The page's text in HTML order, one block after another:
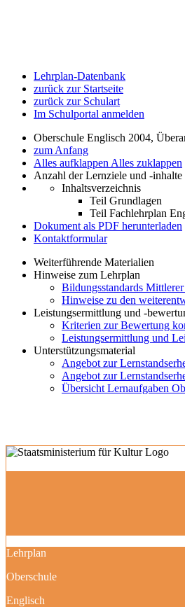
Lehrplan-Datenbank
zurück zur Startseite
zurück zur Schulart
Im Schulportal anmelden
Oberschule Englisch 2004,
zum Anfang
Alles aufklappen Alles zuklappen
Anzahl der Lernziele und -
Inhaltsverzeichnis
Teil Grundlagen
Teil Fachlehrplan
Dokument als PDF herunterladen
Kontaktformular
Weiterführende Materialien
Hinweise zum Lehrplan
Bildungsstandards
Hinweise zu den
Leistungsermittlung und -
Kriterien zur Bewertung
Leistungsermittlung und
Unterstützungsmaterial
Angebot zur
Angebot zur
Übersicht Lernaufgaben
Lehrplan
Oberschule
Englisch